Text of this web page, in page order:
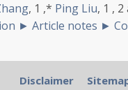
, 1 ,* Ping Liu, 1 , 2
► Article notes ►
of keeping primary
Disclaimer